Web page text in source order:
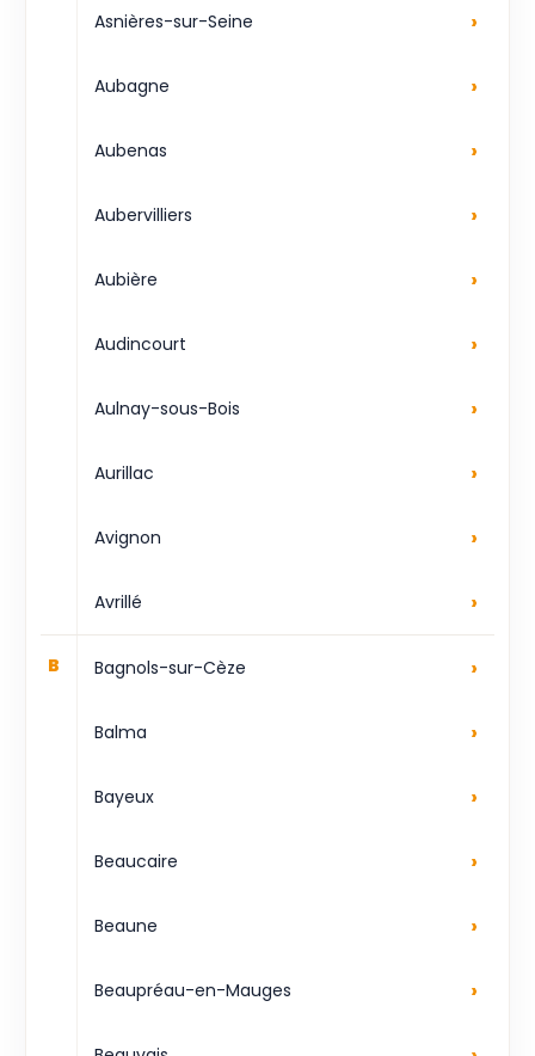
Asnières-sur-Seine ›
Aubagne ›
Aubenas ›
Aubervilliers ›
Aubière ›
Audincourt ›
Aulnay-sous-Bois ›
Aurillac ›
Avignon ›
Avrillé ›
B Bagnols-sur-Cèze ›
Balma ›
Bayeux ›
Beaucaire ›
Beaune ›
Beaupréau-en-Mauges ›